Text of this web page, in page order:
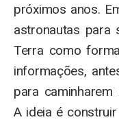
próximos anos.
astronautas para
Terra como
informações,
para caminharem
A ideia é